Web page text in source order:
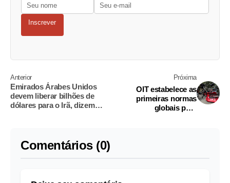
Inscrever
Anterior
Emirados Árabes Unidos
devem liberar bilhões de
dólares para o Irã, dizem
Próxima
OIT estabelece as
primeiras normas
globais para
Comentários (0)